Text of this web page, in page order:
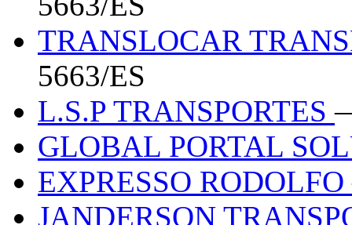
TRANSLOCAR
5663/ES
L.S.P TRANSPORTES
GLOBAL PORTAL
EXPRESSO RODOLFO
JANDERSON